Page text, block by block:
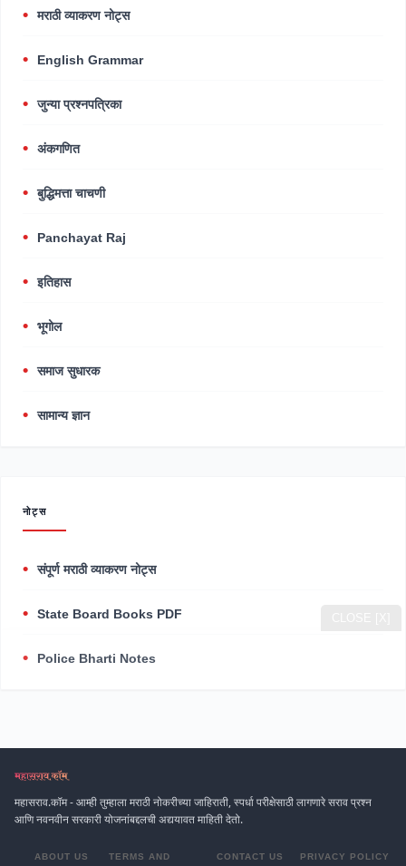
मराठी व्याकरण नोट्स
English Grammar
जुन्या प्रश्नपत्रिका
अंकगणित
बुद्धिमत्ता चाचणी
Panchayat Raj
इतिहास
भूगोल
समाज सुधारक
सामान्य ज्ञान
नोट्स
संपूर्ण मराठी व्याकरण नोट्स
State Board Books PDF
Police Bharti Notes
महासराव.कॉम - आम्ही तुम्हाला मराठी नोकरीच्या जाहिराती, स्पर्धा परीक्षेसाठी लागणारे सराव प्रश्न
आणि नवनवीन सरकारी योजनांबद्दलची अद्ययावत माहिती देतो.
ABOUT US
TERMS AND
CONTACT US PRIVACY POLICY